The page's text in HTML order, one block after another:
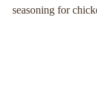
seasoning for